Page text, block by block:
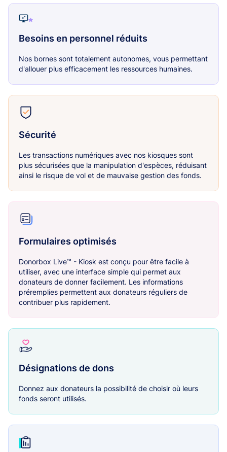
Besoins en personnel réduits
Nos bornes sont totalement autonomes, vous permettant
d'allouer plus efficacement les ressources humaines.
Sécurité
Les transactions numériques avec nos kiosques sont
plus sécurisées que la manipulation d'espèces, réduisant
ainsi le risque de vol et de mauvaise gestion des fonds.
Formulaires optimisés
Donorbox Live™ - Kiosk est conçu pour être facile à
utiliser, avec une interface simple qui permet aux
donateurs de donner facilement. Les informations
préremplies permettent aux donateurs réguliers de
contribuer plus rapidement.
Désignations de dons
Donnez aux donateurs la possibilité de choisir où leurs
fonds seront utilisés.